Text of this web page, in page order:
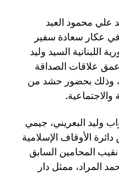
وصناعيي الغرب، مثمناً
وقال: “شكراً
الذين عملوا معنا ولم
هذا العمل هو ثمرة
ما كان ليتحقق لولا
الجمعية.
كتير”، موجهاً الشكر إلى
الشاعر مازن غنام،
وأكدت أهمية
علي محمود العبد
في عكار سعادة سفير
اللبنانية السيد وليد
علاقات الصداقة
وذلك بحضور حشد من
والاجتماعية.
وليد البعريني، جيمي
الأوقاف الإسلامية
المحامين السابق
المراد، ممثل دار